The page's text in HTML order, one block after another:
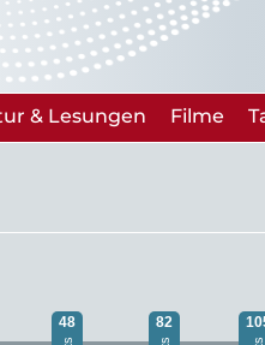
& Lesungen Filme
48 82